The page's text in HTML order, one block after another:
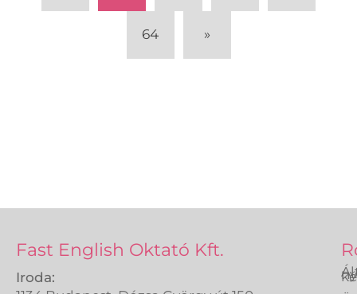
64 »
Fast English Oktató Kft.
Iroda: